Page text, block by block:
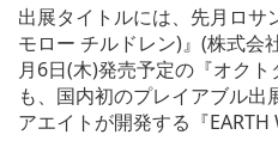
出展タイトルには、先月ロ
モロー チルドレン)』(株式会
月6日(木)発売予定の『オク
も、国内初のプレイアブル
アエイトが開発する『EARTH